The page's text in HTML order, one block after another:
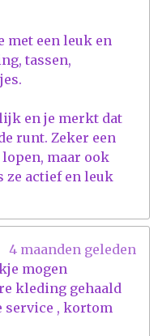
met een leuk en
tassen,
en je merkt dat
runt. Zeker een
maar ook
ze actief en leuk
4 maanden geleden
mogen
kleding gehaald
service , kortom